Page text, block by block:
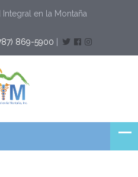
Integral en la Montaña
869-5900